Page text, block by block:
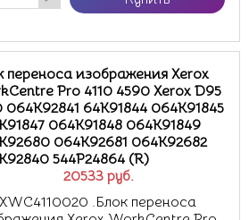
20533 руб.
переноса изображения Xerox
Pro 4110 4590 Xerox D95
064K92841 64K91844 064K91845
064K91848 064K91849
064K92681 064K92682
544P24864 (R)
.Блок переноса